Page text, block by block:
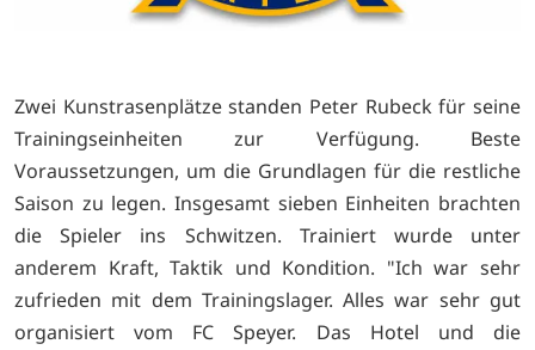
Zwei Kunstrasenplätze standen Peter Rubeck für seine
Trainingseinheiten zur Verfügung. Beste
Voraussetzungen, um die Grundlagen für die restliche
Saison zu legen. Insgesamt sieben Einheiten brachten
die Spieler ins Schwitzen. Trainiert wurde unter
anderem Kraft, Taktik und Kondition. "Ich war sehr
zufrieden mit dem Trainingslager. Alles war sehr gut
organisiert vom FC Speyer. Das Hotel und die